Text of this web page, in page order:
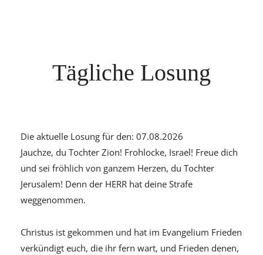
Tägliche Losung
Die aktuelle Losung für den: 07.08.2026
Jauchze, du Tochter Zion! Frohlocke, Israel! Freue dich
und sei fröhlich von ganzem Herzen, du Tochter
Jerusalem! Denn der HERR hat deine Strafe
weggenommen.
Christus ist gekommen und hat im Evangelium Frieden
verkündigt euch, die ihr fern wart, und Frieden denen,